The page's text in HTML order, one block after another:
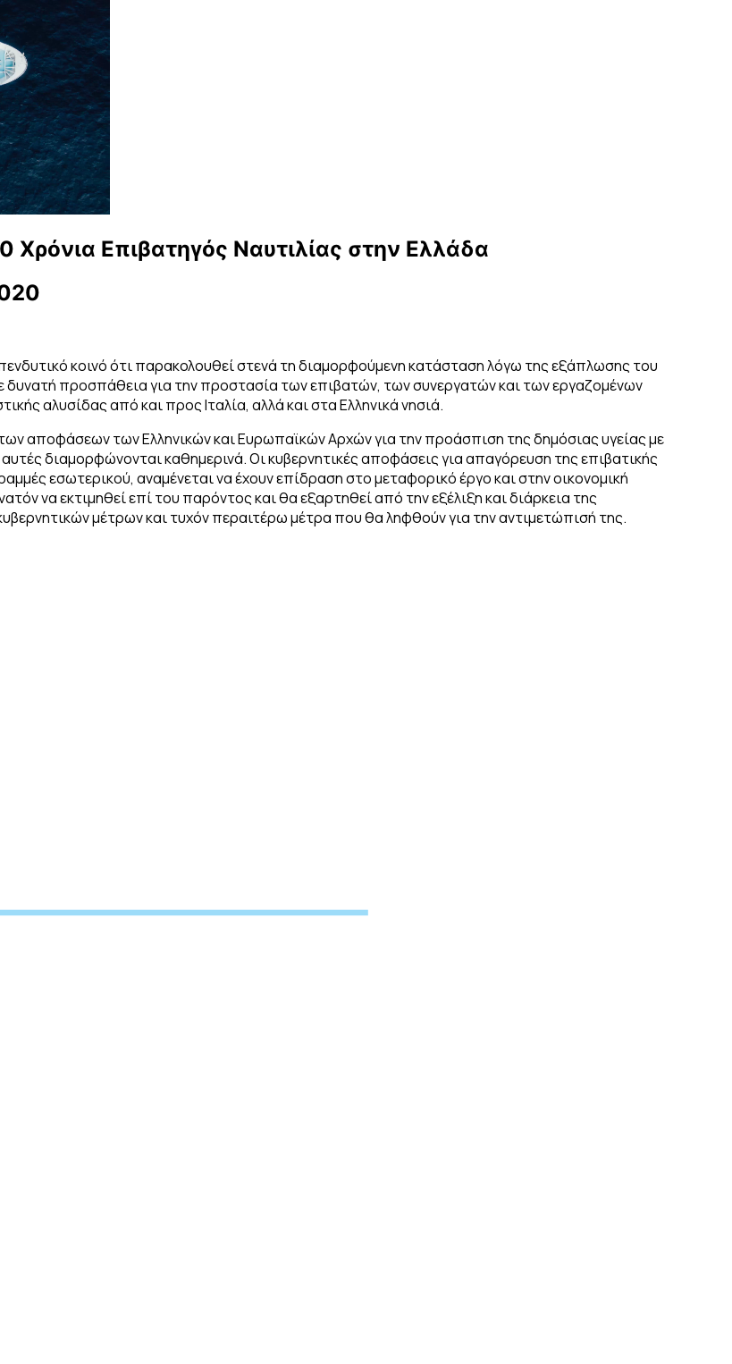
0 Χρόνια Επιβατηγός Ναυτιλίας στην Ελλάδα
κοινό ότι παρακολουθεί στενά τη διαμορφούμενη κατάσταση λόγω της εξάπλωσης του
δυνατή προσπάθεια για την προστασία των επιβατών, των συνεργατών και των εργαζομένων
αλυσίδας από και προς Ιταλία, αλλά και στα Ελληνικά νησιά.
αποφάσεων των Ελληνικών και Ευρωπαϊκών Αρχών για την προάσπιση της δημόσιας υγείας με
διαμορφώνονται καθημερινά. Οι κυβερνητικές αποφάσεις για απαγόρευση της επιβατικής
εσωτερικού, αναμένεται να έχουν επίδραση στο μεταφορικό έργο και στην οικονομική
να εκτιμηθεί επί του παρόντος και θα εξαρτηθεί από την εξέλιξη και διάρκεια της
μέτρων και τυχόν περαιτέρω μέτρα που θα ληφθούν για την αντιμετώπισή της.